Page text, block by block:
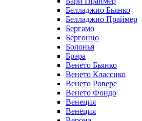
Белладжио Бьянко
Белладжио Праймер
Бергамо
Бергонцо
Болонья
Брэра
Венето Бьянко
Венето Классико
Венето Ровере
Венето Фондо
Венеция
Венеция